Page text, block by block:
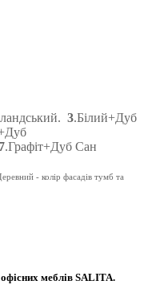
3.Білий+Дуб
7.Графіт+Дуб Сан
- колір фасадів тумб та
меблів SALITA.